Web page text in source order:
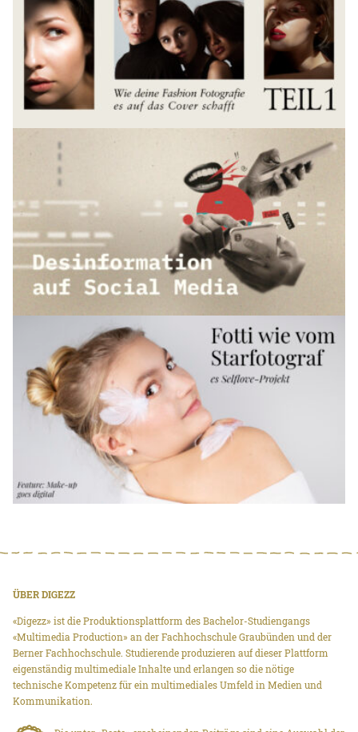
ÜBER DIGEZZ
«Digezz» ist die Produktionsplattform des Bachelor-Studiengangs
«Multimedia Production» an der Fachhochschule Graubünden und der
Berner Fachhochschule. Studierende produzieren auf dieser Plattform
eigenständig multimediale Inhalte und erlangen so die nötige
technische Kompetenz für ein multimediales Umfeld in Medien und
Kommunikation.